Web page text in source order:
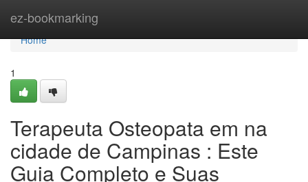
ez-bookmarking
Home
Home
1
Terapeuta Osteopata em na
cidade de Campinas : Este
Guia Completo e Suas